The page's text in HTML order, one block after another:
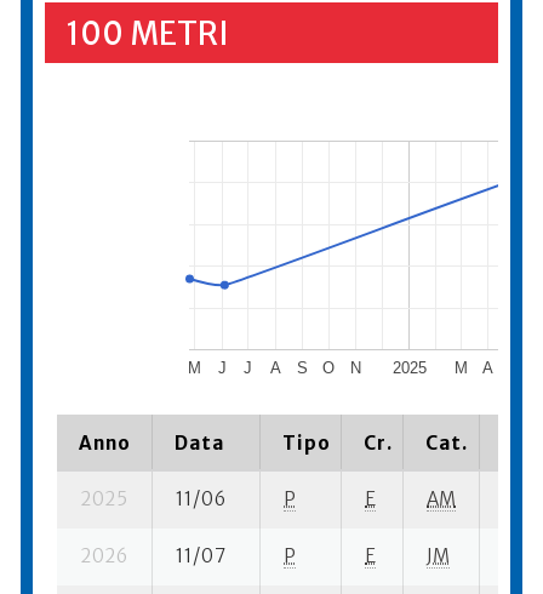
100 METRI
2025
M J J A S O N M A
Anno Data Tipo Cr. Cat.
2025 11/06 P E AM
2026 11/07 P E JM